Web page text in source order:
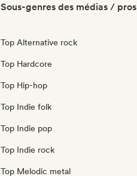
Sous-genres des médias / pros
Top Alternative rock
Top Hardcore
Top Hip-hop
Top Indie folk
Top Indie pop
Top Indie rock
Top Melodic metal